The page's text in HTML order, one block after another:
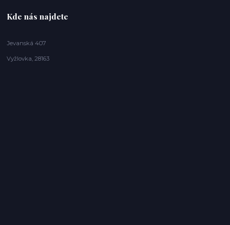
Kde nás najdete
Jevanská 407
Vyžlovka, 28163